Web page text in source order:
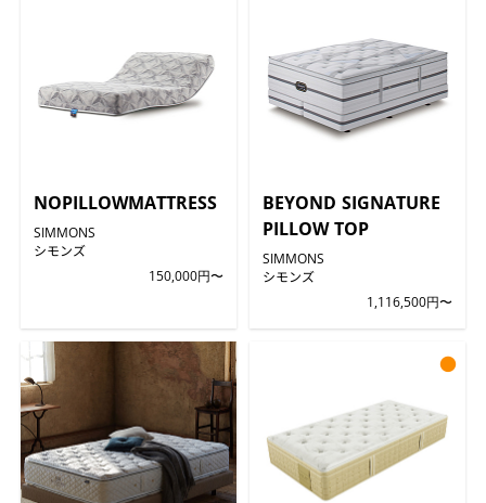
NOPILLOWMATTRESS
SIMMONS
シモンズ
150,000円〜
BEYOND SIGNATURE
PILLOW TOP
SIMMONS
シモンズ
1,116,500円〜
●